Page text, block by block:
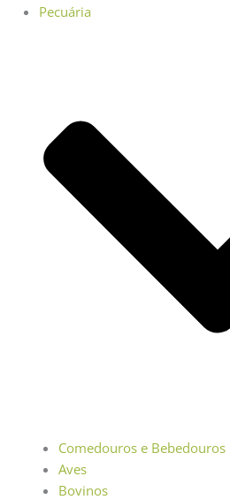
Pecuária
Comedouros e Bebedouros
Aves
Bovinos